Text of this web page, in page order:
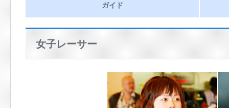
ガイド
女子レーサー